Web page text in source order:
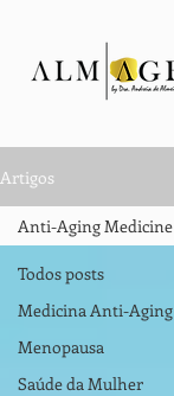
Artigos
Todos posts
Medicina Anti-Aging
Menopausa
Saúde da Mulher
Anti-Aging Medicine